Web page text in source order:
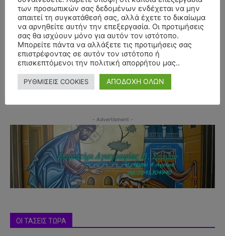
- Advertisment -
ΟΙ ΤΑΣΕΙΣ ΤΩΡΑ
των προσωπικών σας δεδομένων ενδέχεται να μην
απαιτεί τη συγκατάθεσή σας, αλλά έχετε το δικαίωμα
να αρνηθείτε αυτήν την επεξεργασία. Οι προτιμήσεις
σας θα ισχύουν μόνο για αυτόν τον ιστότοπο.
Μπορείτε πάντα να αλλάξετε τις προτιμήσεις σας
επιστρέφοντας σε αυτόν τον ιστότοπο ή
επισκεπτόμενοι την πολιτική απορρήτου μας..
ΡΥΘΜΙΣΕΙΣ COOKIES ΑΠΟΔΟΧΗ ΟΛΩΝ